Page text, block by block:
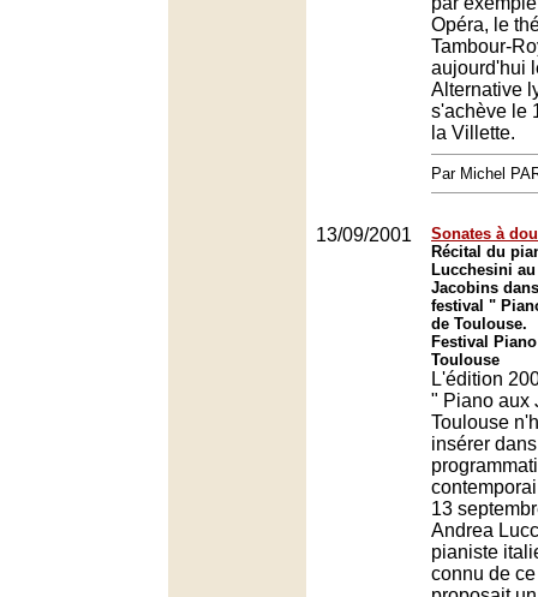
Opéra, le
Tambour-
aujourd'hui
Alternative
s'achève le
la Villette.
Par Michel
13/09/2001
Sonates à
Récital du
Lucchesini
Jacobins
festival "
de Toulouse.
Festival
Toulouse
L'édition
" Piano aux
Toulouse
insérer
13
Andrea
pianiste
connu de